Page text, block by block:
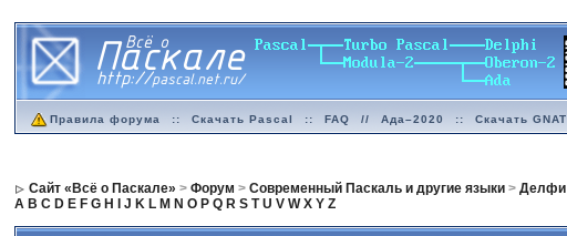
Правила форума :: Скачать Pascal :: FAQ // Ада–2020 :: Скачать GNAT
Сайт «Всё о Паскале» >Форум >Современный Паскаль и другие языки >Делфи
A B C D E F G H J K L M N O P Q R S T U V W X Y Z